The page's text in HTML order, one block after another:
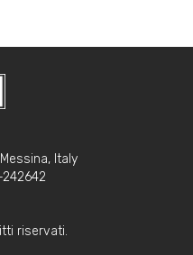
Italy
242642
riservati.